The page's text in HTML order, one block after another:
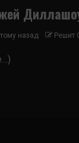
назад Решит